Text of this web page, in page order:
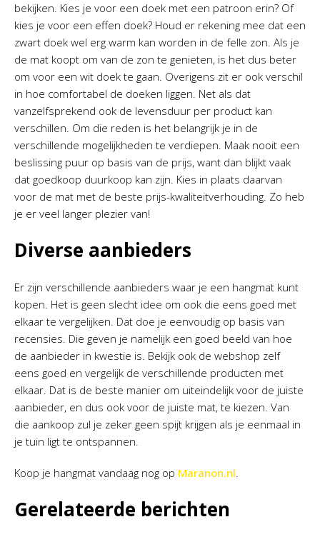
bekijken. Kies je voor een doek met een patroon erin? Of
kies je voor een effen doek? Houd er rekening mee dat een
zwart doek wel erg warm kan worden in de felle zon. Als je
de mat koopt om van de zon te genieten, is het dus beter
om voor een wit doek te gaan. Overigens zit er ook verschil
in hoe comfortabel de doeken liggen. Net als dat
vanzelfsprekend ook de levensduur per product kan
verschillen. Om die reden is het belangrijk je in de
verschillende mogelijkheden te verdiepen. Maak nooit een
beslissing puur op basis van de prijs, want dan blijkt vaak
dat goedkoop duurkoop kan zijn. Kies in plaats daarvan
voor de mat met de beste prijs-kwaliteitverhouding. Zo heb
je er veel langer plezier van!
Diverse aanbieders
Er zijn verschillende aanbieders waar je een hangmat kunt
kopen. Het is geen slecht idee om ook die eens goed met
elkaar te vergelijken. Dat doe je eenvoudig op basis van
recensies. Die geven je namelijk een goed beeld van hoe
de aanbieder in kwestie is. Bekijk ook de webshop zelf
eens goed en vergelijk de verschillende producten met
elkaar. Dat is de beste manier om uiteindelijk voor de juiste
aanbieder, en dus ook voor de juiste mat, te kiezen. Van
die aankoop zul je zeker geen spijt krijgen als je eenmaal in
je tuin ligt te ontspannen.
Koop je hangmat vandaag nog op Maranon.nl.
Gerelateerde berichten